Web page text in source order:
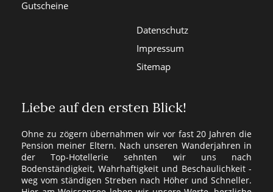
Gutscheine
Datenschutz
Impressum
Sitemap
Liebe auf den ersten Blick!
Ohne zu zögern übernahmen wir vor fast 20 Jahren die
Pension meiner Eltern. Nach unseren Wanderjahren in
der Top-Hotellerie sehnten wir uns nach
Bodenständigkeit, Wahrhaftigkeit und Beschaulichkeit -
weg vom ständigen Streben nach Höher und Schneller.